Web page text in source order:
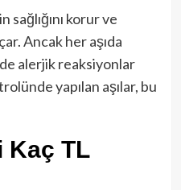
korur ve
Ancak her aşıda
alerjik reaksiyonlar
yapılan aşılar, bu
Kaç TL